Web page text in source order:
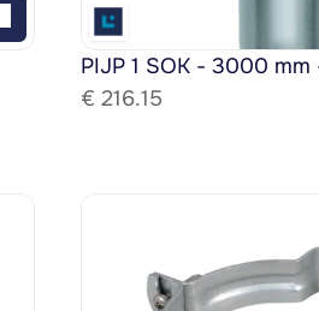
PIJP 1 SOK - 3000
€ 216.15